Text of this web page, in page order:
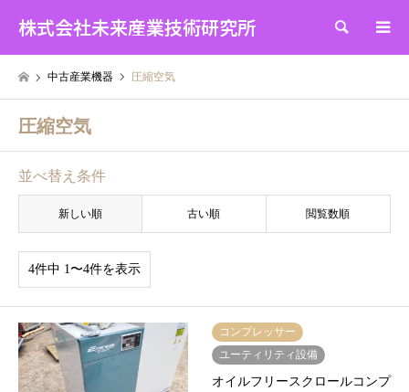
株式会社未来産業技術研究所 検索
中古産業機器 圧縮空気
圧縮空気
並べ替え条件
新しい順 古い順 閲覧数順
4件中 1〜4件を表示
コンプレッサー
ユーティリティ設備
オイルフリースクロールコンプ